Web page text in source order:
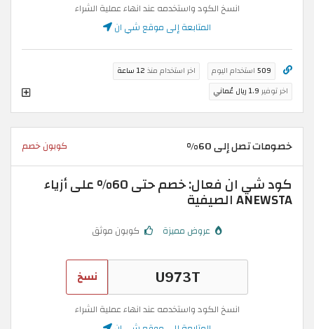
انسخ الكود واستخدمه عند انهاء عملية الشراء
المتابعة إلى موقع شي ان
509 استخدام اليوم اخر استخدام منذ 12 ساعة
اخر توفير 1.9 ريال عُماني
خصومات تصل إلى 60% كوبون خصم
كود شي ان فعال: خصم حتى 60% على أزياء
ANEWSTA الصيفية
عروض مميزة كوبون موثق
نسخ
انسخ الكود واستخدمه عند انهاء عملية الشراء